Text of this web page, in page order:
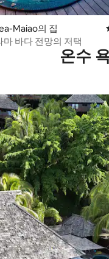
), 후기 95개
Maiao의 집
마 바다 전망의 저택
온수
), 후기 82개